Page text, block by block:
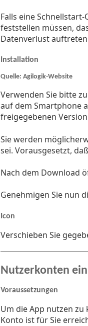
Falls eine
feststellen müssen,
Datenverlust
Installation
Quelle: Agilogik-Website
Verwenden Sie bitte
auf dem Smartphone
freigegebenen
Sie werden
sei. Vorausgesetzt,
Nach dem Download
Genehmigen Sie nun
Icon
Verschieben Sie
Nutzerkonten
Voraussetzungen
Um die App nutzen
Konto ist für Sie